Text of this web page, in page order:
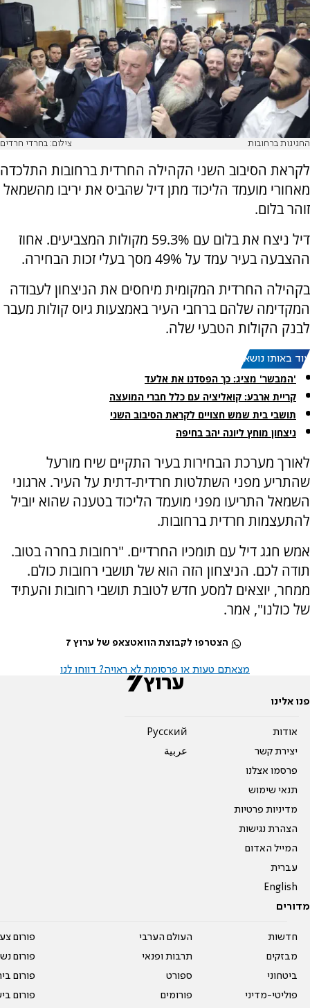
החגיגות ברחובות צילום: בחרדי חרדים
לקראת הסיבוב השני הקהילה החרדית ברחובות התלכדה
מאחורי מועמד הליכוד מתן דיל שהביס את יריבו מהשמאל
זוהר בלום.
דיל ניצח את בלום עם 59.3% מקולות המצביעים. אחוז
ההצבעה בעיר עמד על 49% מסך בעלי זכות הבחירה.
בקהילה החרדית המקומית מיחסים את הניצחון לעבודה
המקדימה שלהם ברחבי העיר באמצעות גיוס קולות מעבר
לבנק הקולות הטבעי שלה.
עוד באותו נושא:
'המבשר' מציג: כך הפסדנו את אלעד
קריית ארבע: קואליציה עם כלל חברי המועצה
תושבי בית שמש חצויים לקראת הסיבוב השני
ניצחון מוחץ ליונה יהב בחיפה
לאורך מערכת הבחירות בעיר התקיים שיח מורעל
שהתריע מפני השתלטות חרדית-דתית על העיר. ארגוני
השמאל התריעו מפני מועמד הליכוד בטענה שהוא יוביל
להתעצמות חרדית ברחובות.
אמש חגג דיל עם תומכיו החרדיים. "רחובות בחרה בטוב.
תודה לכם. הניצחון הזה הוא של תושבי רחובות כולם.
ממחר, יוצאים למסע חדש לטובת תושבי רחובות והעתיד
של כולנו", אמר.
הצטרפו לקבוצת הוואטצאפ של ערוץ 7
מצאתם טעות או פרסומת לא ראויה? דווחו לנו
פנו אלינו
אודות
יצירת קשר
פרסמו אצלנו
תנאי שימוש
מדיניות פרטיות
הצהרת נגישות
המייל האדום
עברית
English
Pусский
عربية
מדורים
חדשות
מבזקים
ביטחוני
פוליטי-מדיני
העולם הערבי
תרבות ופנאי
ספורט
פורומים
פורום
פורום
פורום
פורום